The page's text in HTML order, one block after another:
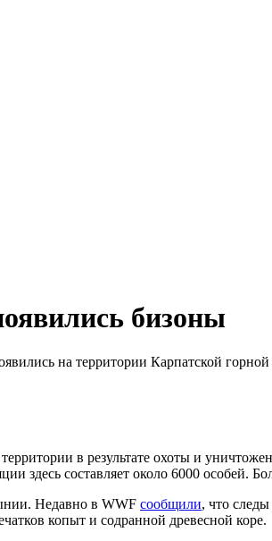
бизоны
на территории Карпатской
в результате охоты и
здесь составляет около 6000
Недавно в WWF сообщили, что
копыт и содранной древесной коре.